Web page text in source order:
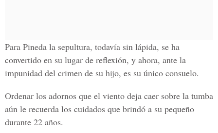
Para Pineda la sepultura, todavía sin lápida, se ha
convertido en su lugar de reflexión, y ahora, ante la
impunidad del crimen de su hijo, es su único consuelo.
Ordenar los adornos que el viento deja caer sobre la tumba
aún le recuerda los cuidados que brindó a su pequeño
durante 22 años.